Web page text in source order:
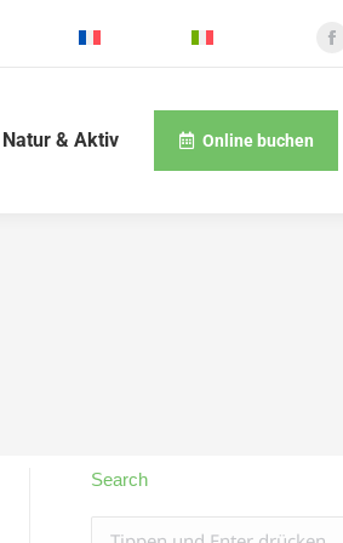
Natur & Aktiv Online buchen
Search